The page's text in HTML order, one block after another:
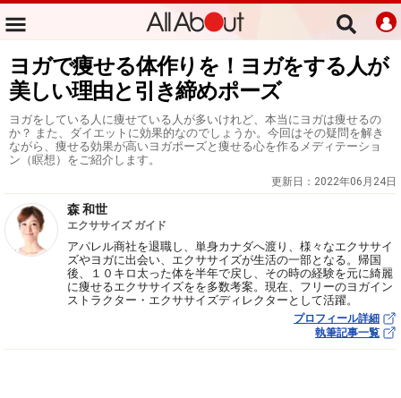
ヨガで痩せる体作りを！ヨガをする人が
美しい理由と引き締めポーズ
ヨガをしている人に痩せている人が多いけれど、本当にヨガは痩せるの
か？ また、ダイエットに効果的なのでしょうか。今回はその疑問を解き
ながら、痩せる効果が高いヨガポーズと痩せる心を作るメディテーショ
ン（瞑想）をご紹介します。
更新日： 2022年06月24日
森 和世
エクササイズ ガイド
アパレル商社を退職し、単身カナダへ渡り、様々なエクササイ
ズやヨガに出会い、エクササイズが生活の一部となる。帰国
後、１０キロ太った体を半年で戻し、その時の経験を元に綺麗
に痩せるエクササイズをを多数考案。現在、フリーのヨガイン
ストラクター・エクササイズディレクターとして活躍。
プロフィール詳細
執筆記事一覧